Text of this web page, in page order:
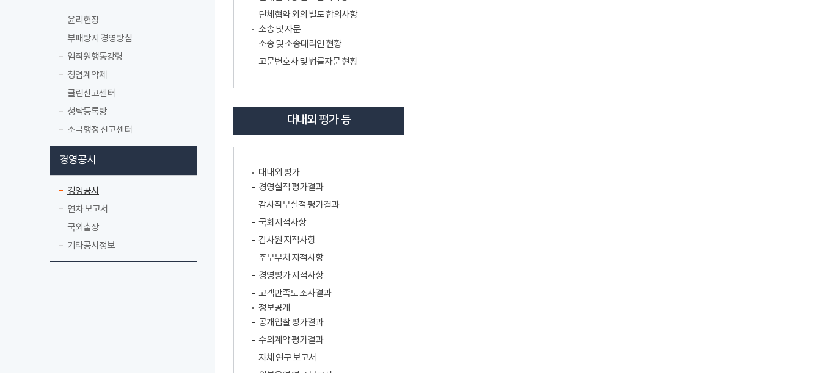
윤리헌장
부패방지 경영방침
임직원행동강령
청렴계약제
클린신고센터
청탁등록방
소극행정 신고센터
경영공시
경영공시
연차 보고서
국외출장
기타공시정보
단체협약 외의 별도 합의사항
소송 및 자문
소송 및 소송대리인 현황
고문변호사 및 법률자문 현황
대내외 평가 등
대내외 평가
경영실적 평가결과
감사직무실적 평가결과
국회지적사항
감사원 지적사항
주무부처 지적사항
경영평가 지적사항
고객만족도 조사결과
정보공개
공개입찰 평가결과
수의계약 평가결과
자체 연구 보고서